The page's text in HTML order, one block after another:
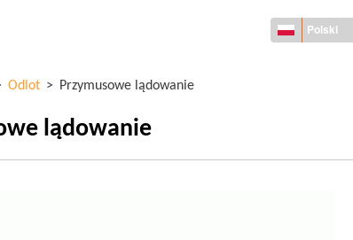
Polski
Odlot > Przymusowe lądowanie
lądowanie